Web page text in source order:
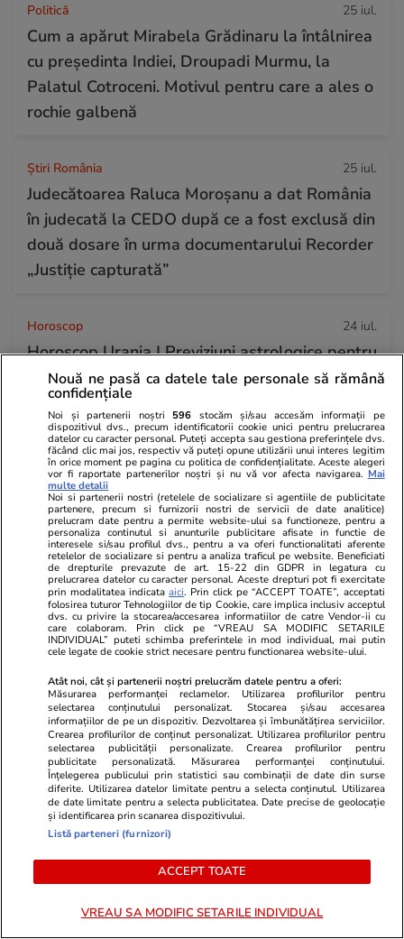
Politică 25 iul.
Cum a apărut Mirabela Grădinaru la întâlnirea
cu președinta Indiei, Droupadi Murmu, la
Palatul Cotroceni. Motivul pentru care a ales o
rochie galbenă
Știri România 25 iul.
Judecătoarea Raluca Moroșanu a dat România
în judecată la CEDO după ce a fost exclusă din
două dosare în urma documentarului Recorder
„Justiție capturată”
Horoscop 24 iul.
Horoscop Urania | Previziuni astrologice pentru
perioada 25 – 31 iulie 2026. Luna Plină în
Vărsător
Vacanțe și Cultură 25 iul.
Compania aeriană Qantas, zbor
record de 19 ore din Franța în
Australia. Ce pățește corpul tău
când stai aproape o zi întreagă în
aer
Horoscop
Horoscop
încep o
relația cu
fondul unui
muncă
Horoscop 25 iul.
Horoscop 26 iulie 2026. Racii
încep o perioadă mai dificilă în
Nouă ne pasă ca datele tale personale să rămână
confidențiale
Noi și partenerii noștri 596 stocăm și/sau accesăm informații pe
dispozitivul dvs., precum identificatorii cookie unici pentru prelucrarea
datelor cu caracter personal. Puteți accepta sau gestiona preferințele dvs.
făcând clic mai jos, respectiv vă puteți opune utilizării unui interes legitim
în orice moment pe pagina cu politica de confidențialitate. Aceste alegeri
vor fi raportate partenerilor noștri și nu vă vor afecta navigarea. Mai
multe detalii
Noi si partenerii nostri (retelele de socializare si agentiile de publicitate
partenere, precum si furnizorii nostri de servicii de date analitice)
prelucram date pentru a permite website-ului sa functioneze, pentru a
personaliza continutul si anunturile publicitare afisate in functie de
interesele si/sau profilul dvs., pentru a va oferi functionalitati aferente
retelelor de socializare si pentru a analiza traficul pe website. Beneficiati
de drepturile prevazute de art. 15-22 din GDPR in legatura cu
prelucrarea datelor cu caracter personal. Aceste drepturi pot fi exercitate
prin modalitatea indicataaici. Prin click pe “ACCEPT TOATE”, acceptati
folosirea tuturor Tehnologiilor de tip Cookie, care implica inclusiv acceptul
dvs. cu privire la stocarea/accesarea informatiilor de catre Vendor-ii cu
care colaboram. Prin click pe “VREAU SA MODIFIC SETARILE
INDIVIDUAL” puteti schimba preferintele in mod individual, mai putin
cele legate de cookie strict necesare pentru functionarea website-ului.
Atât noi, cât și partenerii noștri prelucrăm datele pentru a oferi:
Măsurarea performanței reclamelor. Utilizarea profilurilor pentru
selectarea conținutului personalizat. Stocarea și/sau accesarea
informațiilor de pe un dispozitiv. Dezvoltarea și îmbunătățirea serviciilor.
Crearea profilurilor de conținut personalizat. Utilizarea profilurilor pentru
selectarea publicității personalizate. Crearea profilurilor pentru
publicitate personalizată. Măsurarea performanței conținutului.
Înțelegerea publicului prin statistici sau combinații de date din surse
diferite. Utilizarea datelor limitate pentru a selecta conținutul. Utilizarea
de date limitate pentru a selecta publicitatea. Date precise de geolocație
și identificarea prin scanarea dispozitivului.
Listă parteneri (furnizori)
ACCEPT TOATE
VREAU SA MODIFIC SETARILE INDIVIDUAL